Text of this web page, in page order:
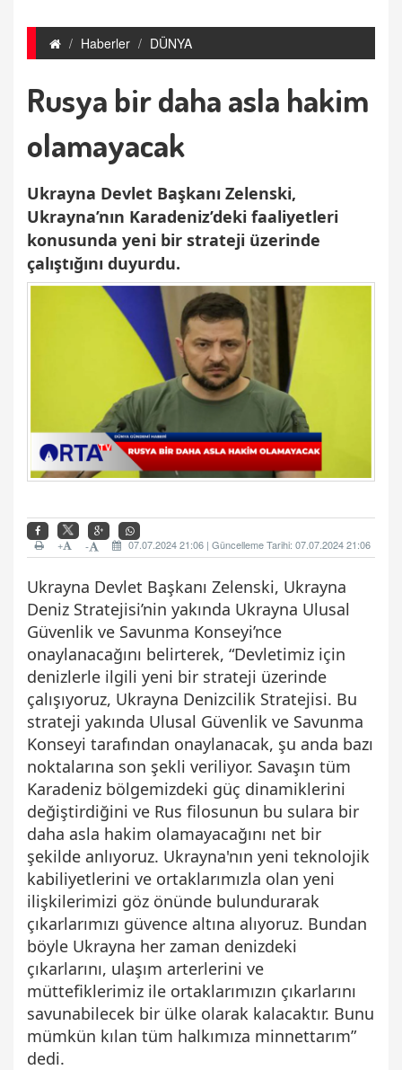
Haberler DÜNYA
Rusya bir daha asla hakim
olamayacak
Ukrayna Devlet Başkanı Zelenski,
Ukrayna’nın Karadeniz’deki faaliyetleri
konusunda yeni bir strateji üzerinde
çalıştığını duyurdu.
07.07.2024 21:06 | Güncelleme Tarihi: 07.07.2024 21:06
-
+
Ukrayna Devlet Başkanı Zelenski, Ukrayna
Deniz Stratejisi’nin yakında Ukrayna Ulusal
Güvenlik ve Savunma Konseyi’nce
onaylanacağını belirterek, “Devletimiz için
denizlerle ilgili yeni bir strateji üzerinde
çalışıyoruz, Ukrayna Denizcilik Stratejisi. Bu
strateji yakında Ulusal Güvenlik ve Savunma
Konseyi tarafından onaylanacak, şu anda bazı
noktalarına son şekli veriliyor. Savaşın tüm
Karadeniz bölgemizdeki güç dinamiklerini
değiştirdiğini ve Rus filosunun bu sulara bir
daha asla hakim olamayacağını net bir
şekilde anlıyoruz. Ukrayna'nın yeni teknolojik
kabiliyetlerini ve ortaklarımızla olan yeni
ilişkilerimizi göz önünde bulundurarak
çıkarlarımızı güvence altına alıyoruz. Bundan
böyle Ukrayna her zaman denizdeki
çıkarlarını, ulaşım arterlerini ve
müttefiklerimiz ile ortaklarımızın çıkarlarını
savunabilecek bir ülke olarak kalacaktır. Bunu
mümkün kılan tüm halkımıza minnettarım”
dedi.